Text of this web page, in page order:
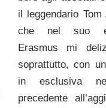
il leggendario
che nel suo
Erasmus mi
soprattutto, con
in esclusiva
precedente